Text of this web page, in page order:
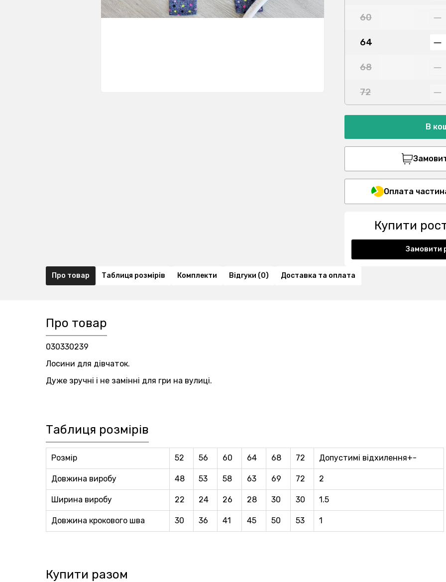
60
64
68
72
В
Оплата
Купити
Замовити
Про товар Таблиця розмірів Комплекти Відгуки (0) Доставка та оплата
Про товар
030330239
Лосини для дівчаток.
Дуже зручні і не замінні для гри на вулиці.
Таблиця розмірів
Розмір 52 56 60 64 68 72 Допустимі відхилення+-
Довжина виробу 48 53 58 63 69 72 2
Ширина виробу 22 24 26 28 30 30 1.5
Довжина крокового шва 30 36 41 45 50 53 1
Купити разом